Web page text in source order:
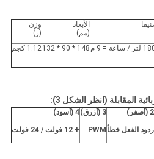
الأبعاد
(مم)
وزن
(ز)
148 * 90 * 132 1.12 كجم
المقابلة (انظر الشكل 3):
2 (أصفر) 3 (أزرق) 4 (أسود)
ردود الفعل خطأ PWM + 12 فولت / 24 فولت